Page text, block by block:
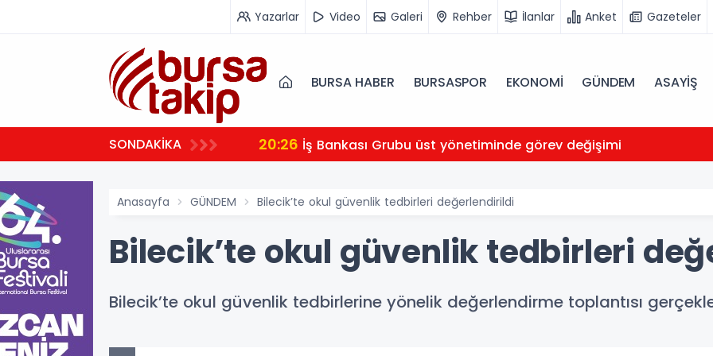
Yazarlar Video Galeri Rehber İlanlar Anket Gazeteler
BURSA HABER BURSASPOR EKONOMİ GÜNDEM ASAYİŞ
SONDAKİKA 20:26 İş Bankası Grubu üst yönetiminde görev değişimi
Anasayfa GÜNDEM Bilecik’te okul güvenlik tedbirleri değerlendirildi
Bilecik’te okul güvenlik tedbirleri
Bilecik’te okul güvenlik tedbirlerine yönelik değerlendirme toplantısı